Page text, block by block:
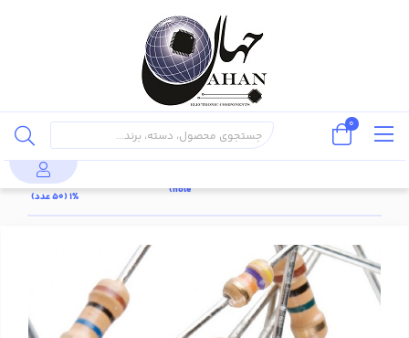
پایه دار
hole)
مقاومت
56.2 کیلو
اهم 1/4 وات
%1 (50 عدد)
0